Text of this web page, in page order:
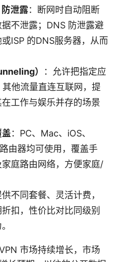
泄露：断网时自动阻断
不泄露；DNS 防泄露避
ISP 的DNS服务器，从而
）
：允许把指定应
他流量直连互联网，提
工作与娱乐并存的场景
：PC、Mac、iOS、
由器均可使用，覆盖手
庭路由网络，方便家庭/
供不同套餐、灵活计费，
扣，性价比对比同级别
市场持续增长，市场